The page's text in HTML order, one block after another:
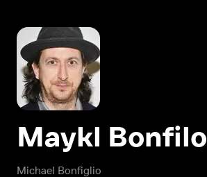
Michael Bonfiglio
Maykl Bonfilo